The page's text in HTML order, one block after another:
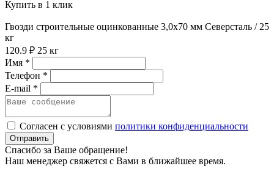
Купить в 1 клик
Гвозди строительные оцинкованные 3,0х70 мм Северсталь / 25
кг
120.9 ₽ 25 кг
Имя *
Телефон *
E-mail *
Согласен с условиями политики конфиденциальности
Отправить
Спасибо за Ваше обращение!
Наш менеджер свяжется с Вами в ближайшее время.